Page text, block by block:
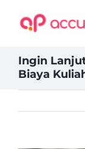
Ingin
Biaya